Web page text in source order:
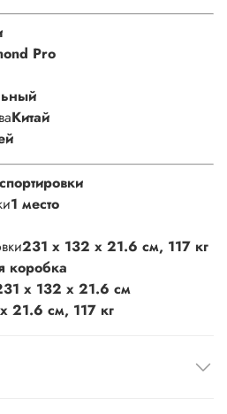
Pro
Китай
1 место
231 x 132 x 21.6 см, 117 кг
коробка
x 132 x 21.6 см
21.6 см, 117 кг